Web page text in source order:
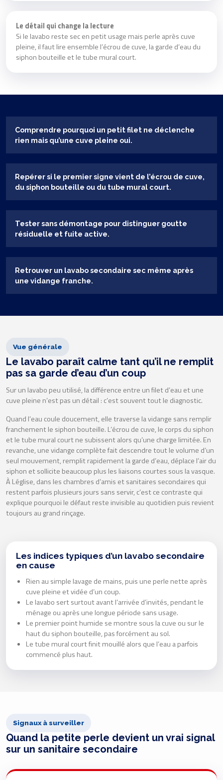
Le détail qui change la lecture
Si le lavabo reste sec en petit usage mais perle après cuve
pleine, il faut lire ensemble l’écrou de cuve, la garde d’eau du
siphon bouteille et le tube mural court.
Comprendre pourquoi un petit filet ne déclenche
rien mais qu’une cuve pleine oui.
Repérer si le premier signe vient de l’écrou de cuve,
du siphon bouteille ou du tube mural court.
Tester sans démontage pour distinguer goutte
résiduelle et fuite active.
Retrouver un lavabo secondaire sec même après
une vidange franche.
Vue générale
Le lavabo paraît calme tant qu’il ne remplit
pas sa garde d’eau d’un coup
Sur un lavabo peu utilisé, la différence entre un filet d’eau et une
cuve pleine n’est pas un détail : c’est souvent tout le diagnostic.
Quand l’eau coule doucement, elle traverse la vidange sans remplir
franchement le siphon bouteille. L’écrou de cuve, le corps du siphon
et le tube mural court ne subissent alors qu’une charge limitée. En
revanche, une vidange complète fait descendre tout le volume d’un
seul mouvement, remplit rapidement la garde d’eau, déplace l’air du
siphon et sollicite beaucoup plus les liaisons courtes sous la vasque.
À Léglise, dans les chambres d’amis et sanitaires secondaires qui
restent parfois plusieurs jours sans servir, c’est ce contraste qui
explique pourquoi le défaut reste invisible au quotidien puis revient
toujours au grand rinçage.
Les indices typiques d’un lavabo secondaire
en cause
Rien au simple lavage de mains, puis une perle nette après
cuve pleine et vidée d’un coup.
Le lavabo sert surtout avant l’arrivée d’invités, pendant le
ménage ou après une longue période sans usage.
Le premier point humide se montre sous la cuve ou sur le
haut du siphon bouteille, pas forcément au sol.
Le tube mural court finit mouillé alors que l’eau a parfois
commencé plus haut.
Signaux à surveiller
Quand la petite perle devient un vrai signal
sur un sanitaire secondaire